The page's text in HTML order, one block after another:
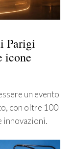
Parigi
icone
un evento
con oltre 100
innovazioni.